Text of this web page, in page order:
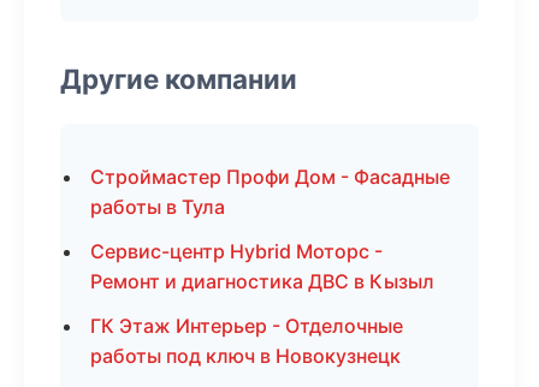
Другие компании
Строймастер Профи Дом - Фасадные
работы в Тула
Сервис-центр Hybrid Моторс -
Ремонт и диагностика ДВС в Кызыл
ГК Этаж Интерьер - Отделочные
работы под ключ в Новокузнецк